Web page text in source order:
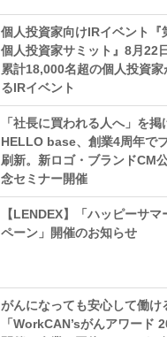
個人投資家向けIRイベント『
個人投資家サミット』8月22
累計18,000名超の個人投資家
るIRイベント
「社長に買われる人へ」を掲
HELLO base、創業4周年で
刷新。新ロゴ・ブランドCM
念セミナー開催
【LENDEX】「ハッピーサマ
ペーン」開催のお知らせ
がんになっても安心して働け
「WorkCAN’sがんアワード